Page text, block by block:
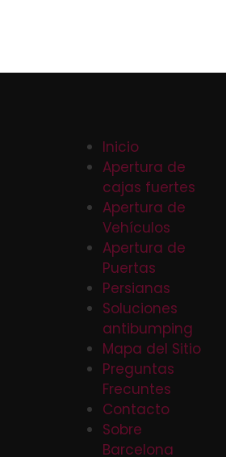
Inicio
Apertura de
cajas fuertes
Apertura de
Vehículos
Apertura de
Puertas
Persianas
Soluciones
antibumping
Mapa del Sitio
Preguntas
Frecuntes
Contacto
Sobre
Barcelona